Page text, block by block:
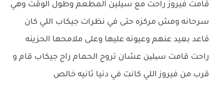
قامت فيروز راحت مع سيلين المطعم وطول الوقت وهي
سرحانه ومش مركزه حتى في نظرات جيكاب اللي كان
قاعد بعيد عنهم وعيونه عليها وعلى ملامحها الحزينه
راحت قامت سیلین عشان تروح الحمام راح جيكاب قام و
قرب من فيروز اللي كانت في دنيا ثانيه خالص